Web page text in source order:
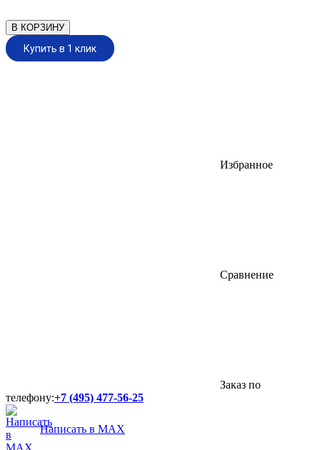
В КОРЗИНУ
Купить в 1 клик
Избранное
Сравнение
Заказ по
телефону:+7 (495) 477-56-25
Написать в MAX